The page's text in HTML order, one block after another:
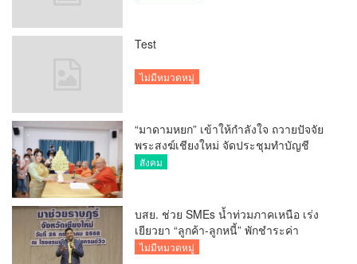
Test
ไม่มีหมวดหมู่
“มาดามหยก” เข้าให้กำลังใจ ถวายปัจจัย
พระสงฆ์เชียงใหม่ จัดประชุมทำบัญชี
รายรับรายจ่ายของวัด กว่า 300 รูป ที่วัด
สังคม
บสย. ช่วย SMEs น้ำท่วมภาคเหนือ เร่ง
เยียวยา “ลูกค้า-ลูกหนี้” พักชำระค่า
ธรรมเนียม-ค่างวด
ไม่มีหมวดหมู่